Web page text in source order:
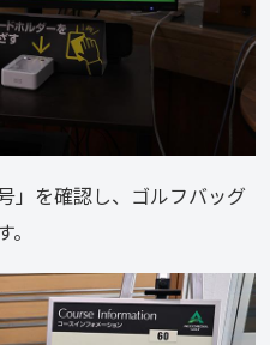
」を確認し、ゴルフバッグ